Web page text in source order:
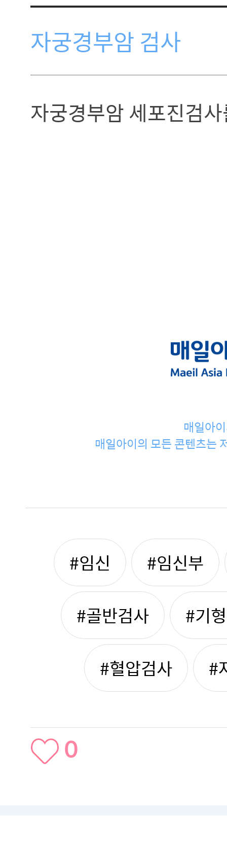
자궁경부암 검사
자궁경부암 세포진검
매일아
매일아이의 모든 콘텐츠는
#임신 #임신부
#골반검사 #기
#혈압검사 #
0